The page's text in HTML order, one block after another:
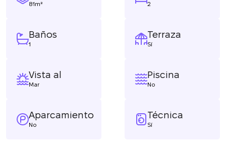
81m² 2
Baños
1
Terraza
Sí
Vista al
Mar
Piscina
No
Aparcamiento
No
Técnica
Sí